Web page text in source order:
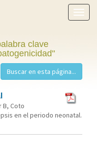
menú
clave
B, Coto
en el periodo neonatal.